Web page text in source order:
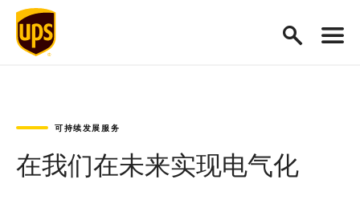
可持续发展服务
在我们在未来实现电气化